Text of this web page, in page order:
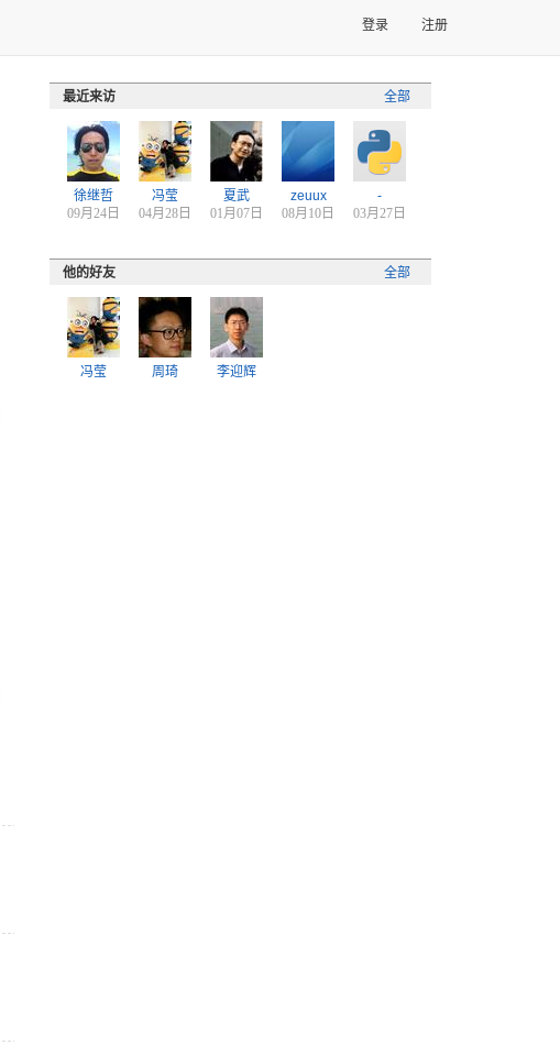
登录 注册
全部
最近来访
徐继哲
09月24日
冯莹
04月28日
夏武
01月07日
zeuux
08月10日
-
03月27日
全部
他的好友
冯莹 周琦 李迎辉